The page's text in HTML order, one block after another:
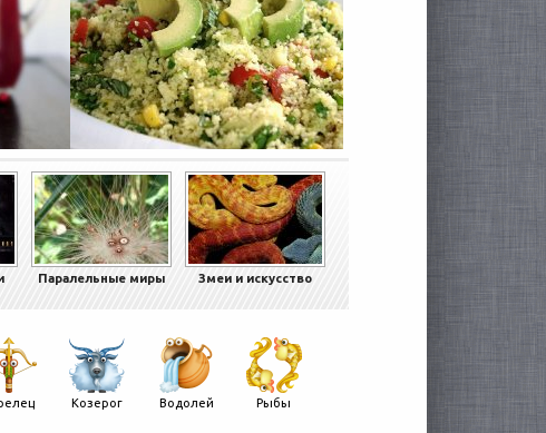
Паралельные миры Змеи и искусство
Козерог Водолей Рыбы